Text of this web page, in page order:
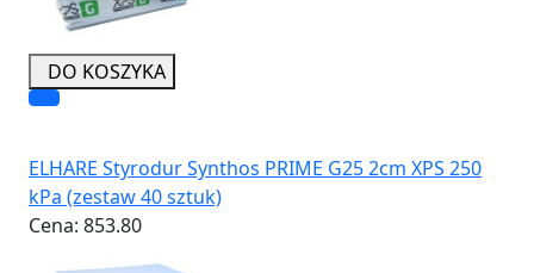
DO KOSZYKA
ELHARE Styrodur Synthos PRIME G25 2cm XPS 250
kPa (zestaw 40 sztuk)
Cena: 853.80